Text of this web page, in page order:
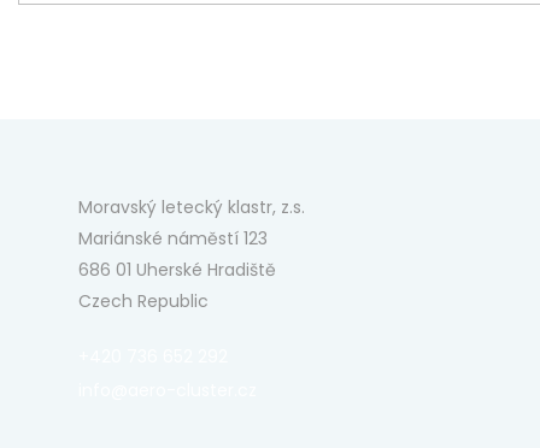
Moravský letecký klastr, z.s.
Mariánské náměstí 123
686 01 Uherské Hradiště
Czech Republic